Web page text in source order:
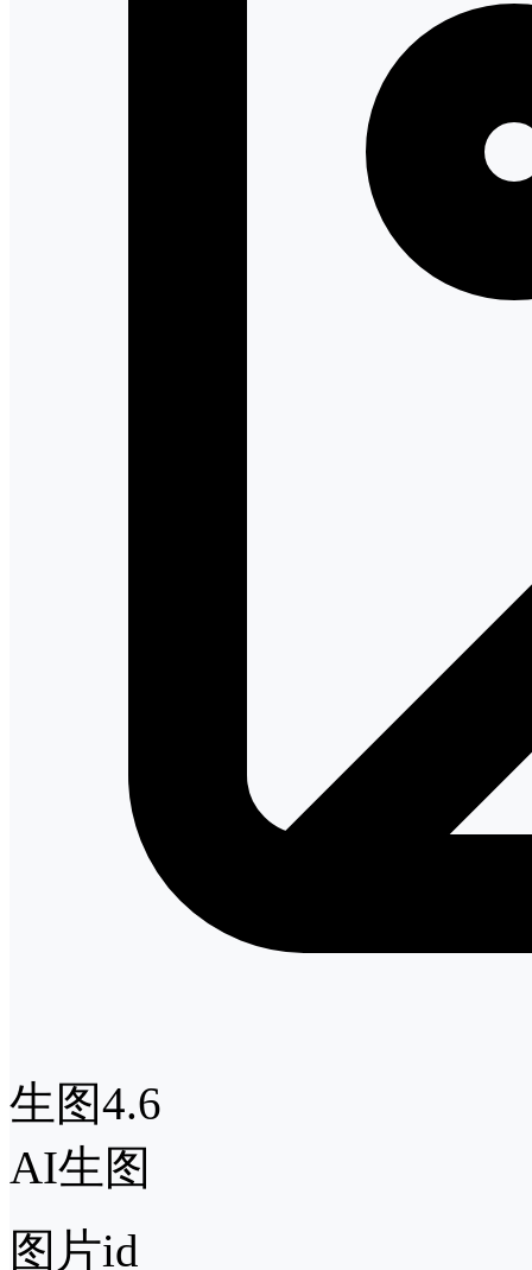
生图4.6
AI生图
图片id